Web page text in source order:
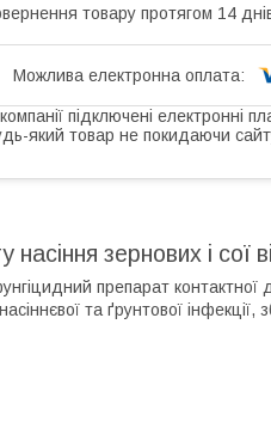
товару протягом 14
підключені електронні
який товар не покидаючи
зернових і сої
препарат контактної
та ґрунтової інфекції,